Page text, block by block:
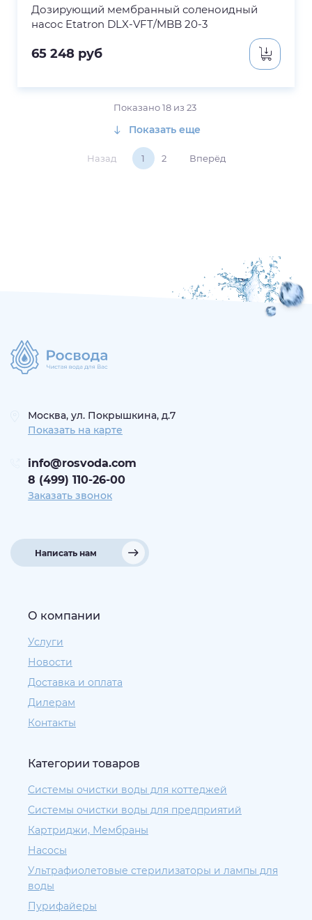
Дозирующий мембранный соленоидный
насос Etatron DLX-VFT/MBB 20-3
65 248 руб
Показано18 из 23
Показать еще
Назад 1 2 Вперёд
Москва, ул. Покрышкина, д.7
Показать на карте
info@rosvoda.com
8 (499) 110-26-00
Заказать звонок
Написать нам
О компании
Услуги
Новости
Доставка и оплата
Дилерам
Контакты
Категории товаров
Системы очистки воды для коттеджей
Системы очистки воды для предприятий
Картриджи, Мембраны
Насосы
Ультрафиолетовые стерилизаторы и лампы для
воды
Пурифайеры